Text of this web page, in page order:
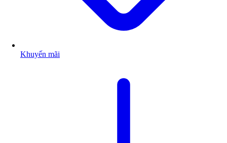
Khuyến mãi